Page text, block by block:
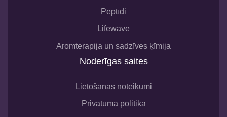
Peptīdi
Lifewave
Aromterapija un sadzīves ķīmija
Noderīgas saites
Lietošanas noteikumi
Privātuma politika